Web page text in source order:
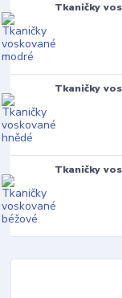
Tkaničky
Tkaničky
Tkaničky